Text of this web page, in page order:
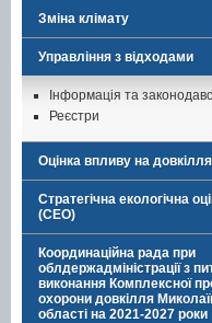
Зміна клімату
Управління з відходами
Інформація та
Реєстри
Оцінка впливу на довкілля
Стратегічна екологічна
(СЕО)
Координаційна рада при
облдержадміністрації з
виконання Комплексної
охорони довкілля
області на 2021-2027 роки